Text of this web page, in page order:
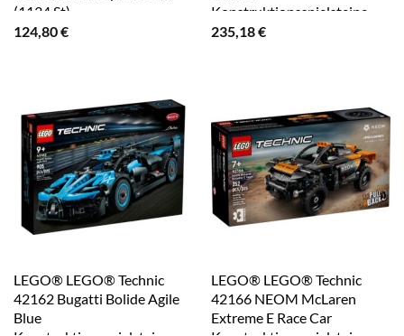
(1134 St)
124,80€
Konstruktionsspielsteine,
(1492 St)
235,18€
LEGO® LEGO® Technic
42162 Bugatti Bolide Agile
Blue
LEGO® LEGO® Technic
42166 NEOM McLaren
Extreme E Race Car